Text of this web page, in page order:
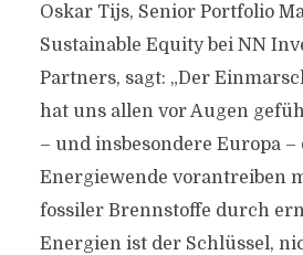
Oskar Tijs, Senior Portfolio
Sustainable Equity bei NN
Partners, sagt: „Der
hat uns allen vor Augen
– und insbesondere Europa –
Energiewende vorantreiben
fossiler Brennstoffe durch
Energien ist der Schlüssel,